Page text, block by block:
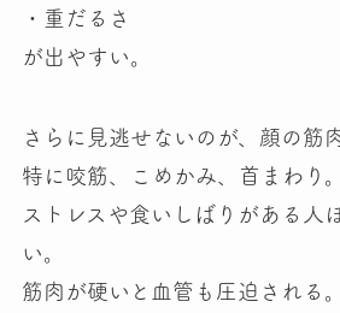
・重だるさ
が出やすい。
さらに見逃せないのが、 顔の筋
特に咬筋、こめかみ、首まわり。
ストレスや食いしばりがある人
い。
筋肉が硬いと血管も圧迫される。